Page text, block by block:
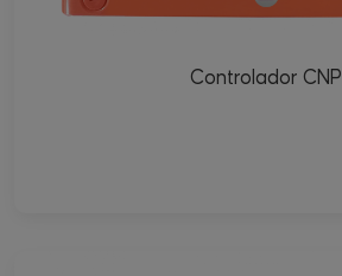
Controlador CNP